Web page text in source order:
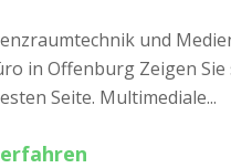
und
in Offenburg Zeigen Sie
Seite. Multimediale...